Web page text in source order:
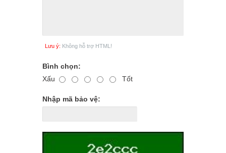
Lưu ý: Không hỗ trợ HTML!
Bình chọn:
Xấu
Tốt
Nhập mã bảo vệ: